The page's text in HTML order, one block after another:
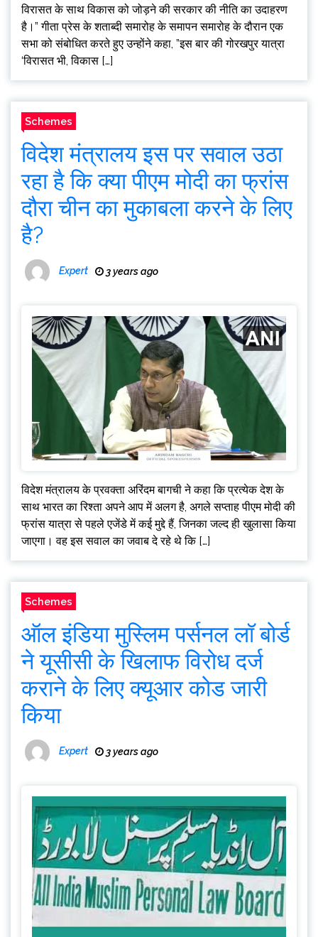
विरासत के साथ विकास को जोड़ने की सरकार की नीति का उदाहरण
है।” गीता प्रेस के शताब्दी समारोह के समापन समारोह के दौरान एक
सभा को संबोधित करते हुए उन्होंने कहा, ”इस बार की गोरखपुर यात्रा
‘विरासत भी, विकास […]
Schemes
विदेश मंत्रालय इस पर सवाल उठा
रहा है कि क्या पीएम मोदी का फ्रांस
दौरा चीन का मुकाबला करने के लिए
है?
Expert 3 years ago
विदेश मंत्रालय के प्रवक्ता अरिंदम बागची ने कहा कि प्रत्येक देश के
साथ भारत का रिश्ता अपने आप में अलग है, अगले सप्ताह पीएम मोदी की
फ्रांस यात्रा से पहले एजेंडे में कई मुद्दे हैं, जिनका जल्द ही खुलासा किया
जाएगा। वह इस सवाल का जवाब दे रहे थे कि […]
Schemes
ऑल इंडिया मुस्लिम पर्सनल लॉ बोर्ड
ने यूसीसी के खिलाफ विरोध दर्ज
कराने के लिए क्यूआर कोड जारी
किया
Expert 3 years ago